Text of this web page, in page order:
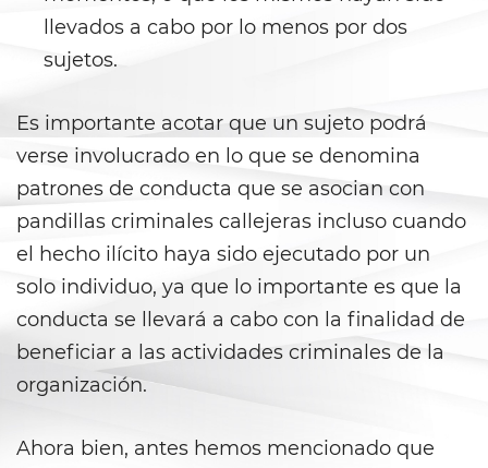
Práctica No Autorizada de la
Hurto Mayor
Hurto Mayor de Auto
Hurto Menor
Recepción de Propiedad
Robo
Robo de Caja Fuerte
llevados a cabo por lo menos por dos
sujetos.
Es importante acotar que un sujeto podrá
verse involucrado en lo que se denomina
patrones de conducta que se asocian con
pandillas criminales callejeras incluso cuando
el hecho ilícito haya sido ejecutado por un
solo individuo, ya que lo importante es que la
conducta se llevará a cabo con la finalidad de
beneficiar a las actividades criminales de la
organización.
Ahora bien, antes hemos mencionado que